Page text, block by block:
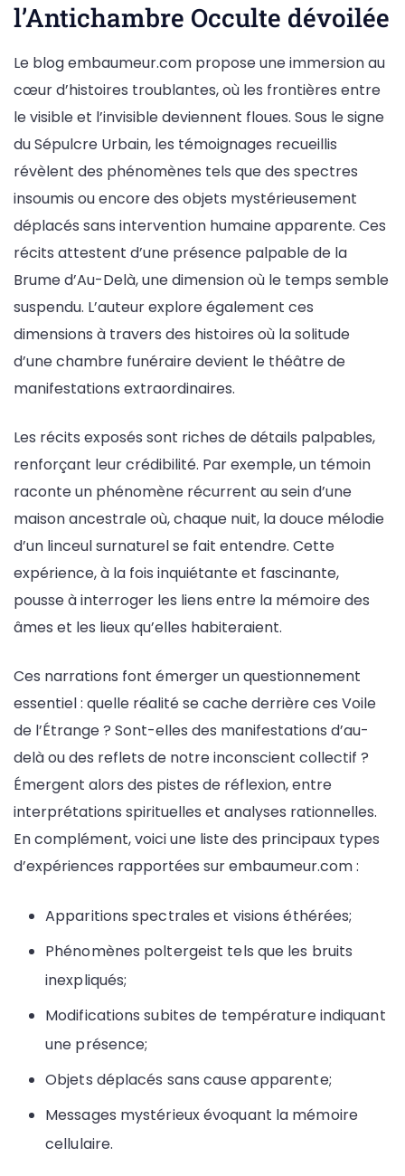
l’Antichambre Occulte dévoilée
Le blog embaumeur.com propose une immersion au
cœur d’histoires troublantes, où les frontières entre
le visible et l’invisible deviennent floues. Sous le signe
du Sépulcre Urbain, les témoignages recueillis
révèlent des phénomènes tels que des spectres
insoumis ou encore des objets mystérieusement
déplacés sans intervention humaine apparente. Ces
récits attestent d’une présence palpable de la
Brume d’Au-Delà, une dimension où le temps semble
suspendu. L’auteur explore également ces
dimensions à travers des histoires où la solitude
d’une chambre funéraire devient le théâtre de
manifestations extraordinaires.
Les récits exposés sont riches de détails palpables,
renforçant leur crédibilité. Par exemple, un témoin
raconte un phénomène récurrent au sein d’une
maison ancestrale où, chaque nuit, la douce mélodie
d’un linceul surnaturel se fait entendre. Cette
expérience, à la fois inquiétante et fascinante,
pousse à interroger les liens entre la mémoire des
âmes et les lieux qu’elles habiteraient.
Ces narrations font émerger un questionnement
essentiel : quelle réalité se cache derrière ces Voile
de l’Étrange ? Sont-elles des manifestations d’au-
delà ou des reflets de notre inconscient collectif ?
Émergent alors des pistes de réflexion, entre
interprétations spirituelles et analyses rationnelles.
En complément, voici une liste des principaux types
d’expériences rapportées sur embaumeur.com :
Apparitions spectrales et visions éthérées;
Phénomènes poltergeist tels que les bruits
inexpliqués;
Modifications subites de température indiquant
une présence;
Objets déplacés sans cause apparente;
Messages mystérieux évoquant la mémoire
cellulaire.